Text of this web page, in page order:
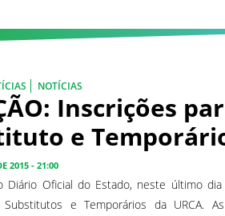
NOTÍCIAS
Inscrições
e
2015 - 21:00
Diário Oficial do Estado, neste último
Substitutos e Temporários da